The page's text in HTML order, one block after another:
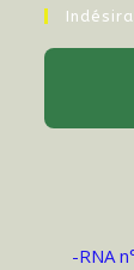
-RNA